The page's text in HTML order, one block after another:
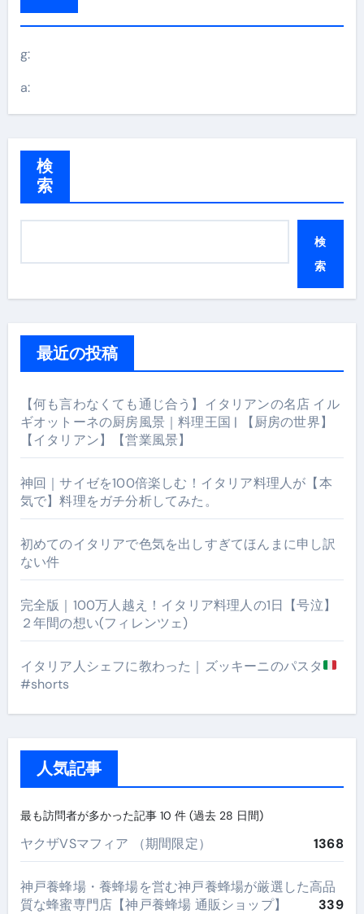
g:
a:
検
索
検
索
最近の投稿
【何も言わなくても通じ合う】イタリアンの名店 イル
ギオットーネの厨房風景｜料理王国 | 【厨房の世界】
【イタリアン】【営業風景】
神回｜サイゼを100倍楽しむ！イタリア料理人が【本
気で】料理をガチ分析してみた。
初めてのイタリアで色気を出しすぎてほんまに申し訳
ない件
完全版｜100万人越え！イタリア料理人の1日【号泣】
２年間の想い(フィレンツェ)
イタリア人シェフに教わった｜ズッキーニのパスタ
#shorts
人気記事
最も訪問者が多かった記事 10 件 (過去 28 日間)
ヤクザVSマフィア （期間限定） 1368
神戸養蜂場・養蜂場を営む神戸養蜂場が厳選した高品
質な蜂蜜専門店【神戸養蜂場 通販ショップ】
339